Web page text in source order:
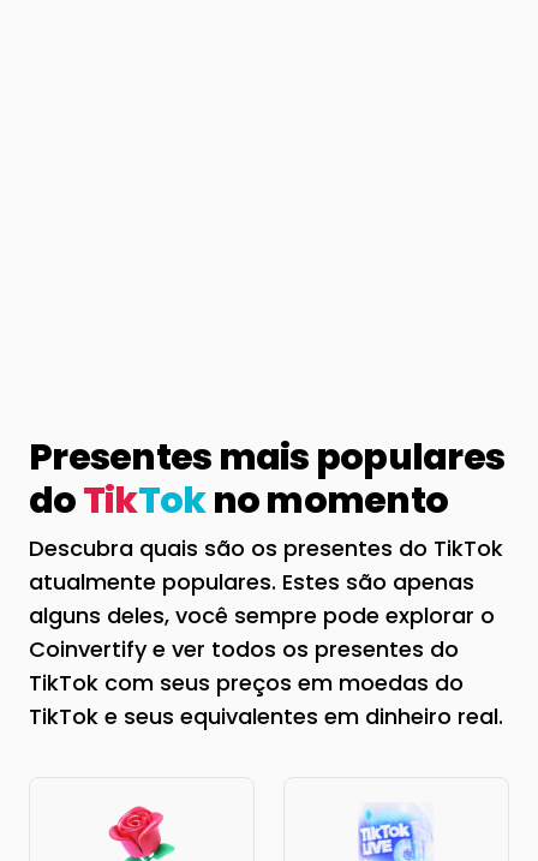
Presentes mais populares
doTikTokno momento
Descubra quais são os presentes do TikTok
atualmente populares. Estes são apenas
alguns deles, você sempre pode explorar o
Coinvertify e ver todos os presentes do
TikTok com seus preços em moedas do
TikTok e seus equivalentes em dinheiro real.